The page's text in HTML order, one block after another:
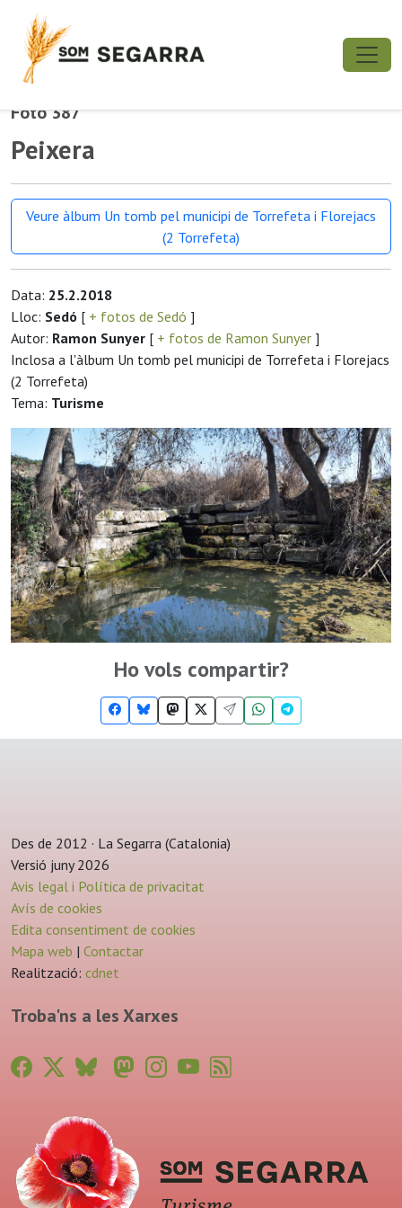
Foto 387
Peixera
Veure àlbum Un tomb pel municipi de Torrefeta i Florejacs
(2 Torrefeta)
Data: 25.2.2018
Lloc: Sedó [ + fotos de Sedó ]
Autor: Ramon Sunyer [ + fotos de Ramon Sunyer ]
Inclosa a l'àlbum Un tomb pel municipi de Torrefeta i Florejacs
(2 Torrefeta)
Tema: Turisme
Ho vols compartir?
Des de 2012 · La Segarra (Catalonia)
Versió juny 2026
Avis legal i Política de privacitat
Avís de cookies
Edita consentiment de cookies
Mapa web | Contactar
Realització: cdnet
Troba'ns a les Xarxes